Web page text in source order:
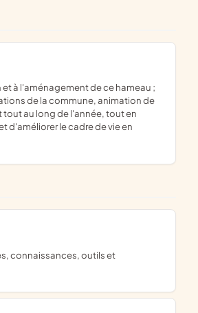
de la commune, animation de
tout au long de l'année, tout en
d'améliorer le cadre de vie en